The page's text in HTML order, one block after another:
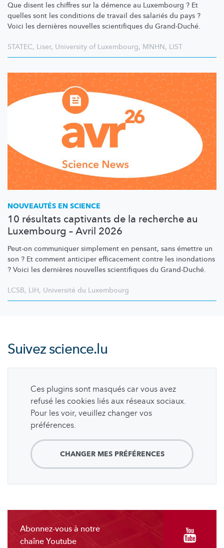
Que disent les chiffres sur la démence au Luxembourg ? Et
quelles sont les conditions de travail des salariés du pays ?
Voici les dernières nouvelles scientifiques du Grand-Duché.
STATEC, Liser, University of Luxembourg, MNHN, LIST
NOUVEAUTÉS EN SCIENCE
10 résultats captivants de la recherche au
Luxembourg – Avril 2026
Peut-on communiquer simplement en pensant, sans émettre un
son ? Et comment anticiper efficacement contre les inondations
? Voici les dernières nouvelles scientifiques du Grand-Duché.
LCSB, LIH, Université du Luxembourg
Suivezscience.lu
Ces plugins sont masqués car vous avez
refusé les cookies liés aux réseaux sociaux.
Pour les voir, veuillez changer vos
préférences.
CHANGER MES PRÉFÉRENCES
Abonnez-vous à notre
chaîne Youtube